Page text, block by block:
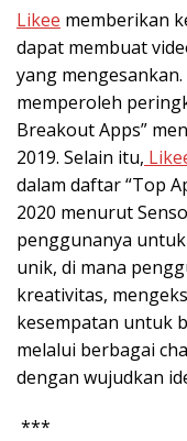
Likee memberikan
dapat membuat
yang
memperoleh
Breakout Apps”
2019. Selain itu,
dalam daftar “Top
2020 menurut
penggunanya
unik, di mana
kreativitas,
kesempatan untuk
melalui berbagai
dengan wujudkan
***